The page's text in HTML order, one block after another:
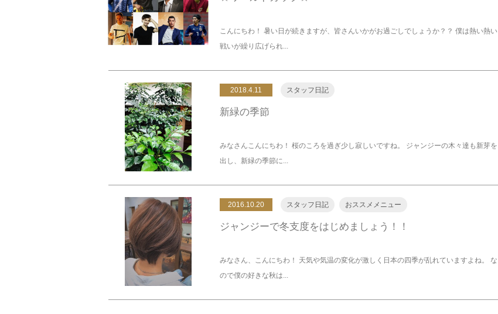
こんにちわ！ 暑い日が続きますが、皆さんいかがお過ごしでしょうか？？ 僕は熱い熱い
戦いが繰り広げられ...
2018.4.11 スタッフ日記
新緑の季節
みなさんこんにちわ！ 桜のころを過ぎ少し寂しいですね。 ジャンジーの木々達も新芽を
出し、新緑の季節に...
2016.10.20 スタッフ日記 おススメメニュー
ジャンジーで冬支度をはじめましょう！！
みなさん、こんにちわ！ 天気や気温の変化が激しく日本の四季が乱れていますよね。 な
ので僕の好きな秋は...